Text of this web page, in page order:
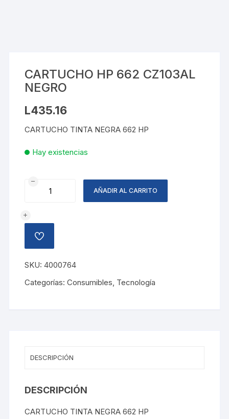
CARTUCHO HP 662 CZ103AL
NEGRO
L435.16
CARTUCHO TINTA NEGRA 662 HP
Hay existencias
CARTUCHO
CZ103AL
NEGRO
cantidad
AÑADIR AL CARRITO
AÑADIR
A
LISTA
DE
DESEOS
SKU:4000764
Categorías:Consumibles, Tecnología
DESCRIPCIÓN
DESCRIPCIÓN
CARTUCHO TINTA NEGRA 662 HP